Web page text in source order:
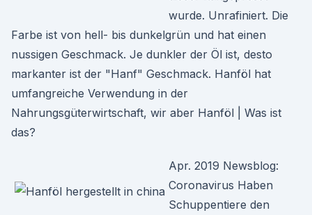
wurde. Unrafiniert. Die
Farbe ist von hell- bis dunkelgrün und hat einen
nussigen Geschmack. Je dunkler der Öl ist, desto
markanter ist der "Hanf" Geschmack. Hanföl hat
umfangreiche Verwendung in der
Nahrungsgüterwirtschaft, wir aber Hanföl | Was ist
das?
Apr. 2019 Newsblog:
Coronavirus Haben
Schuppentiere den